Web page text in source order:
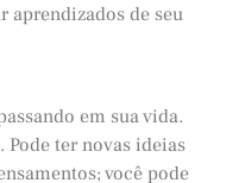
aprendizados de seu
em sua vida.
ter novas ideias
você pode